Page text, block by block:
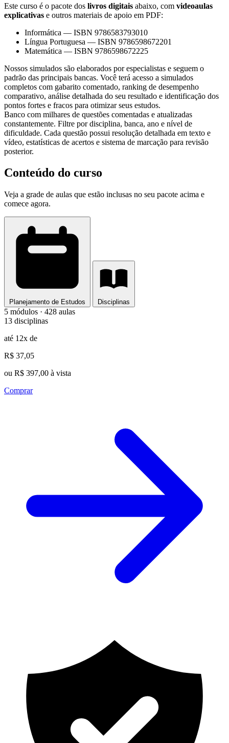
Este curso é o pacote dos livros digitais abaixo, com videoaulas
explicativas e outros materiais de apoio em PDF:
Informática — ISBN 9786583793010
Língua Portuguesa — ISBN 9786598672201
Matemática — ISBN 9786598672225
Nossos simulados são elaborados por especialistas e seguem o
padrão das principais bancas. Você terá acesso a simulados
completos com gabarito comentado, ranking de desempenho
comparativo, análise detalhada do seu resultado e identificação dos
pontos fortes e fracos para otimizar seus estudos.
Banco com milhares de questões comentadas e atualizadas
constantemente. Filtre por disciplina, banca, ano e nível de
dificuldade. Cada questão possui resolução detalhada em texto e
vídeo, estatísticas de acertos e sistema de marcação para revisão
posterior.
Conteúdo do curso
Veja a grade de aulas que estão inclusas no seu pacote acima e
comece agora.
Planejamento de Estudos Disciplinas
5 módulos · 428 aulas
13 disciplinas
até 12x de
R$ 37,05
ou R$ 397,00 à vista
Comprar